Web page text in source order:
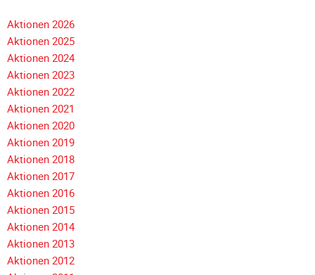
Erfolge
Unterfahrschutz
-
Technik
Unterfahrschutz
-
Kompatibilität
Unterfahrschutz
-
mit
in
Absenkung
Streckensicherung
Aktionen 2026
Aktionen 2025
Aktionen 2024
Aktionen 2023
Aktionen 2022
Aktionen 2021
Aktionen 2020
Aktionen 2019
Aktionen 2018
Navigation
überspringen
Aktionen 2017
Aktionen 2016
Aktionen 2015
Aktionen 2014
Aktionen 2013
Aktionen 2012